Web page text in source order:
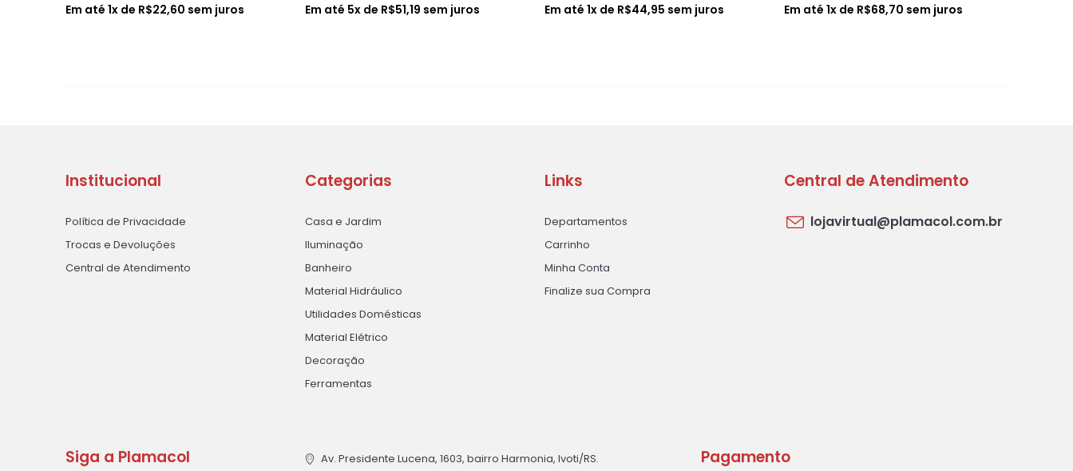
Em até 1x de R$22,60 sem juros
Em até 5x de R$51,19 sem juros
Em até 1x de R$44,95 sem juros
Em até 1x de R$68,70 sem juros
Institucional
Política de Privacidade
Trocas e Devoluções
Central de Atendimento
Categorias
Casa e Jardim
Iluminação
Banheiro
Material Hidráulico
Utilidades Domésticas
Material Elétrico
Decoração
Ferramentas
Links
Departamentos
Carrinho
Minha Conta
Finalize sua Compra
Central de Atendimento
lojavirtual@plamacol.com.br
Siga a Plamacol Av. Presidente Lucena, 1603, bairro Harmonia, Ivoti/RS. Pagamento